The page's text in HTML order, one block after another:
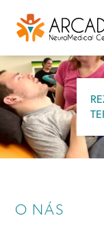
O NÁS